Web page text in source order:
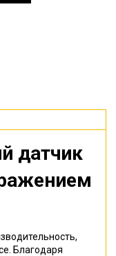
датчик
Благодаря